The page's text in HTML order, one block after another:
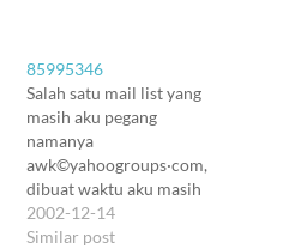
85995346
Salah satu mail list yang
masih aku pegang
namanya
awk©yahoogroups·com,
dibuat waktu aku masih
jadi Awk evangelist di
kantor. Milis itu nggak jadi
2002-12-14
Similar post